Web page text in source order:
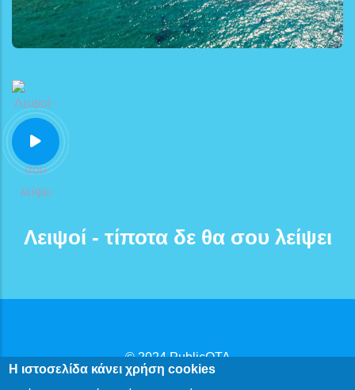
Λειψοί - τίποτα δε θα σου λείψει
© 2024PublicOTA
Η ιστοσελίδα κάνει χρήση cookies